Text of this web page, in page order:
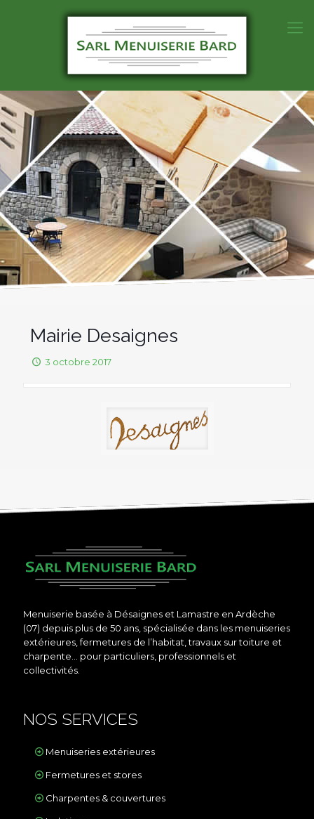
Mairie Desaignes
3 octobre 2017
Menuiserie basée à Désaignes et Lamastre en Ardèche
(07) depuis plus de 50 ans, spécialisée dans les menuiseries
extérieures, fermetures de l’habitat, travaux sur toiture et
charpente… pour particuliers, professionnels et
collectivités.
NOS SERVICES
Menuiseries extérieures
Fermetures et stores
Charpentes & couvertures